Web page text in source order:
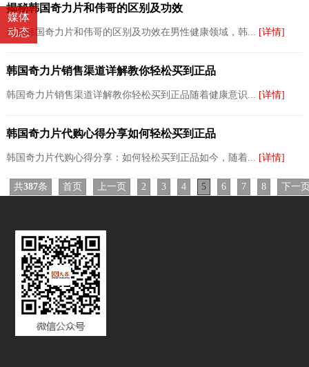
媒体
动态
揭秘韩国奇力片和伟哥的区别及功效
揭秘韩国奇力片和伟哥的区别及功效在男性健康领域，韩... [详情]
韩国奇力片销售渠道详解教你轻松买到正品
韩国奇力片销售渠道详解教你轻松买到正品随着健康意识... [详情]
韩国奇力片代购心得分享如何轻松买到正品
韩国奇力片代购心得分享：如何轻松买到正品如今，随着... [详情]
共387条 首页 上一页 2 3 4 5 6 7 8 下一